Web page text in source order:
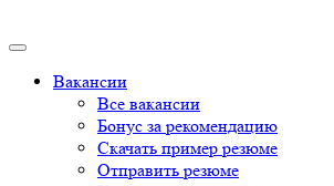
Вакансии
Все вакансии
Бонус за рекомендацию
Скачать пример резюме
Отправить резюме